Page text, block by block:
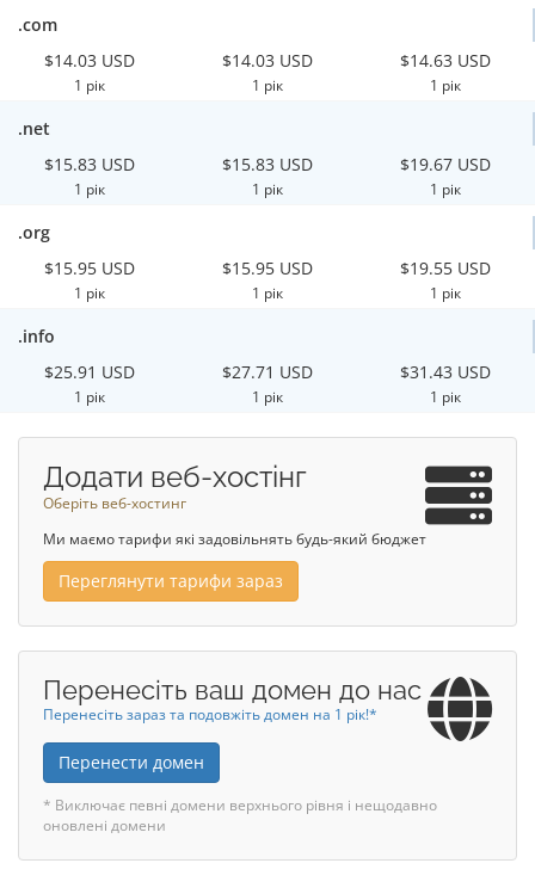
.com
$14.03 USD
1 рік
$14.03 USD
1 рік
$14.63 USD
1 рік
.net
$15.83 USD
1 рік
$15.83 USD
1 рік
$19.67 USD
1 рік
.org
$15.95 USD
1 рік
$15.95 USD
1 рік
$19.55 USD
1 рік
.info
$25.91 USD
1 рік
$27.71 USD
1 рік
$31.43 USD
1 рік
Додати веб-хостінг
Оберіть веб-хостинг
Ми маємо тарифи які задовільнять будь-який бюджет
Переглянути тарифи зараз
Перенесіть ваш домен до нас
Перенесіть зараз та подовжіть домен на 1 рік!*
Перенести домен
* Виключає певні домени верхнього рівня і нещодавно
оновлені домени